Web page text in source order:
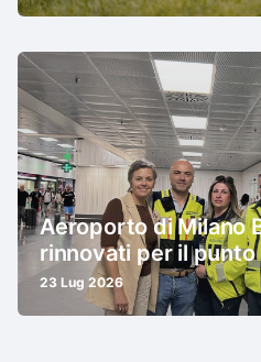
Aeroporto di Milano
rinnovati per il
23 Lug 2026